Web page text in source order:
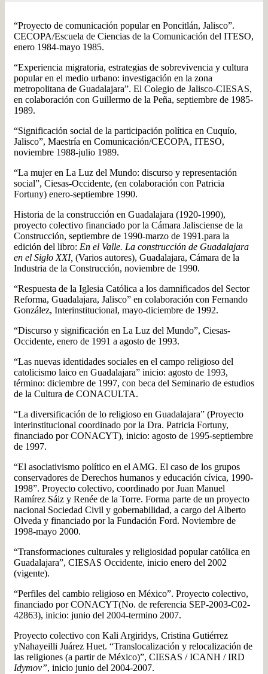
“Proyecto de comunicación popular en Poncitlán, Jalisco”.
CECOPA/Escuela de Ciencias de la Comunicación del ITESO,
enero 1984-mayo 1985.
“Experiencia migratoria, estrategias de sobrevivencia y cultura
popular en el medio urbano: investigación en la zona
metropolitana de Guadalajara”. El Colegio de Jalisco-CIESAS,
en colaboración con Guillermo de la Peña, septiembre de 1985-
1989.
“Significación social de la participación política en Cuquío,
Jalisco”, Maestría en Comunicación/CECOPA, ITESO,
noviembre 1988-julio 1989.
“La mujer en La Luz del Mundo: discurso y representación
social”, Ciesas-Occidente, (en colaboración con Patricia
Fortuny) enero-septiembre 1990.
Historia de la construcción en Guadalajara (1920-1990),
proyecto colectivo financiado por la Cámara Jalisciense de la
Construcción, septiembre de 1990-marzo de 1991.para la
edición del libro: En el Valle. La construcción de Guadalajara
en el Siglo XXI, (Varios autores), Guadalajara, Cámara de la
Industria de la Construcción, noviembre de 1990.
“Respuesta de la Iglesia Católica a los damnificados del Sector
Reforma, Guadalajara, Jalisco” en colaboración con Fernando
González, Interinstitucional, mayo-diciembre de 1992.
“Discurso y significación en La Luz del Mundo”, Ciesas-
Occidente, enero de 1991 a agosto de 1993.
“Las nuevas identidades sociales en el campo religioso del
catolicismo laico en Guadalajara” inicio: agosto de 1993,
término: diciembre de 1997, con beca del Seminario de estudios
de la Cultura de CONACULTA.
“La diversificación de lo religioso en Guadalajara” (Proyecto
interinstitucional coordinado por la Dra. Patricia Fortuny,
financiado por CONACYT), inicio: agosto de 1995-septiembre
de 1997.
“El asociativismo político en el AMG. El caso de los grupos
conservadores de Derechos humanos y educación cívica, 1990-
1998”. Proyecto colectivo, coordinado por Juan Manuel
Ramírez Sáiz y Renée de la Torre. Forma parte de un proyecto
nacional Sociedad Civil y gobernabilidad, a cargo del Alberto
Olveda y financiado por la Fundación Ford. Noviembre de
1998-mayo 2000.
“Transformaciones culturales y religiosidad popular católica en
Guadalajara”, CIESAS Occidente, inicio enero del 2002
(vigente).
“Perfiles del cambio religioso en México”. Proyecto colectivo,
financiado por CONACYT(No. de referencia SEP-2003-C02-
42863), inicio: junio del 2004-termino 2007.
Proyecto colectivo con Kali Argiridys, Cristina Gutiérrez
yNahayeilli Juárez Huet. “Translocalización y relocalización de
las religiones (a partir de México)”, CIESAS / ICANH / IRD
Idymov”, inicio junio del 2004-2007.